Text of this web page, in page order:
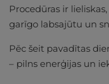
Procedūras ir
garīgo labsajūtu un
Pēc šeit pavadītas
– pilns enerģijas un